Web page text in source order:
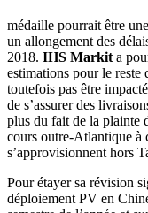
médaille pourrait être
un allongement des
2018. IHS Markit a
estimations pour le
toutefois pas être
de s’assurer des
plus du fait de la plainte
cours outre-Atlantique à
s’approvisionnent hors
Pour étayer sa révision
déploiement PV en